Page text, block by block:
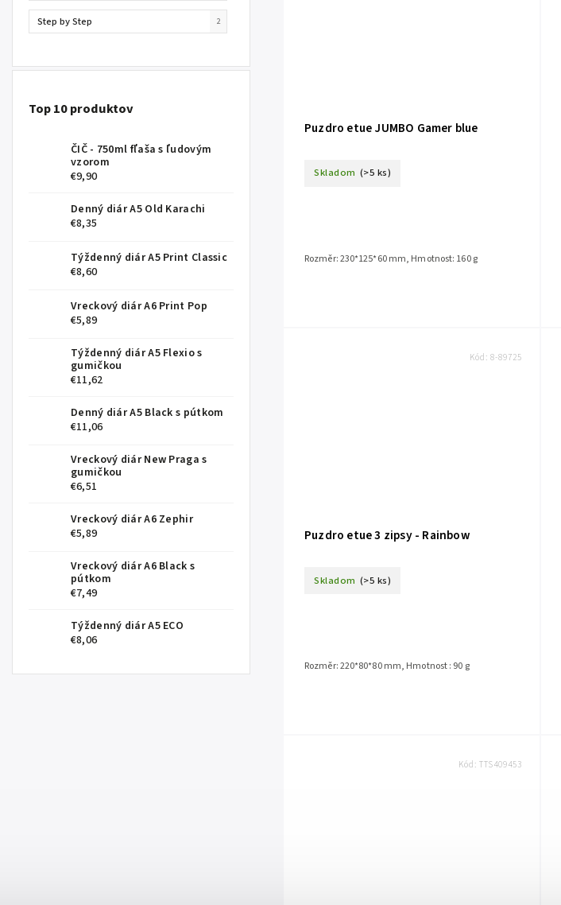
Step by Step 2
Top 10 produktov
ČIČ - 750ml fľaša s ľudovým
vzorom
€9,90
Denný diár A5 Old Karachi
€8,35
Týždenný diár A5 Print Classic
€8,60
Vreckový diár A6 Print Pop
€5,89
Týždenný diár A5 Flexio s
gumičkou
€11,62
Denný diár A5 Black s pútkom
€11,06
Vreckový diár New Praga s
gumičkou
€6,51
Vreckový diár A6 Zephir
€5,89
Vreckový diár A6 Black s
pútkom
€7,49
Týždenný diár A5 ECO
€8,06
Puzdro etue JUMBO Gamer blue
Skladom (>5 ks)
Rozměr: 230*125*60 mm, Hmotnost: 160 g
Puzdro etue 3 zipsy - Rainbow
Skladom (>5 ks)
Rozměr: 220*80*80 mm, Hmotnost : 90 g
Kód:8-89725
Kód:TTS409453